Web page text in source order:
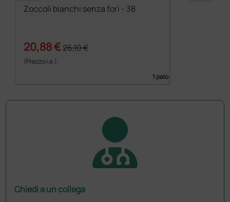
Zoccoli bianchi senza fori - 38
20,88 €26,10 €
(Prezzo i.e.)
1 paio
Chiedi a un collega